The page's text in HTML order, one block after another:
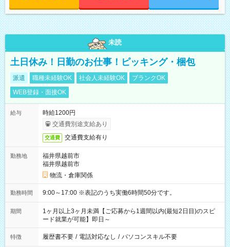
未読
土日休み！日勤のお仕事！ピッキング・梱包
派遣 職種未経験OK 社会人未経験OK
ブランクOK
WEB登録・面接OK
給与
時給1200円
交通費別途支給あり
交通費 交通費支給有り
勤務地
福井県越前市
福井県越前市
物流・倉庫関係
勤務時間 9:00～17:00 ※表記のうち実働6時間50分です。
期間
1ヶ月以上3ヶ月未満【ご応募から1週間以内(最短2日目)のスピ
ード就業が可能】即日～
特徴 履歴書不要 / 電話対応なし / パソコンスキル不要